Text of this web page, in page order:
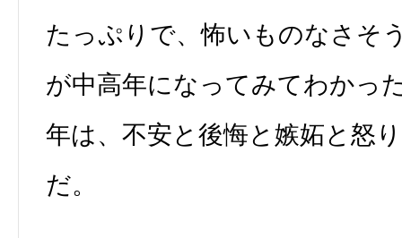
たっぷりで、怖いものなさそ
が中高年になってみてわかっ
年は、不安と後悔と嫉妬と怒
だ。